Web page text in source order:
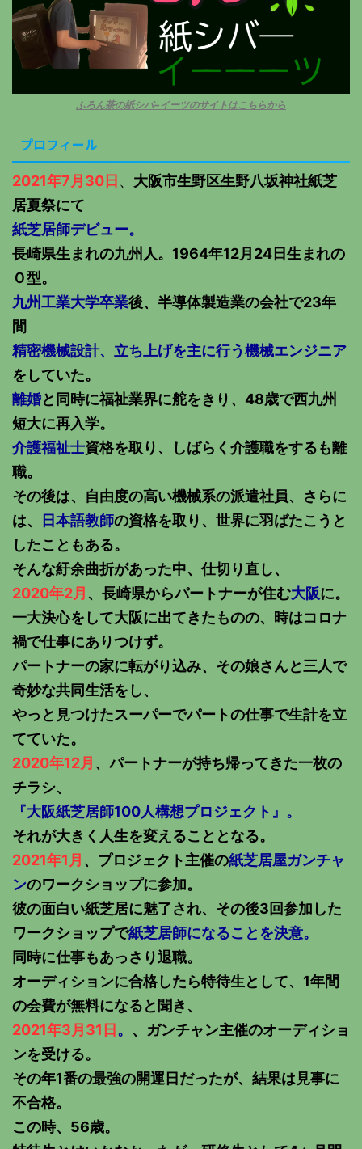
ふろん茶の紙シバ−イーツのサイトはこちらから
プロフィール
2021年7月30日 、 大阪市生野区生野八坂神社紙芝
居夏祭にて
紙芝居師デビュー。
長崎県生まれの九州人。1964年12月24日生まれの
Ｏ型。
九州工業大学卒業後、半導体製造業の会社で23年
間
精密機械設計、立ち上げを主に行う機械エンジニア
をしていた。
離婚と同時に福祉業界に舵をきり、48歳で西九州
短大に再入学。
介護福祉士資格を取り、しばらく介護職をするも離
職。
その後は、自由度の高い機械系の派遣社員、さらに
は、
日本語教師の資格を取り、世界に羽ばたこうと
したこともある。
そんな紆余曲折があった中、仕切り直し、
2020年2月 、長崎県からパートナーが住む大阪に。
一大決心をして大阪に出てきたものの、時はコロナ
禍で仕事にありつけず。
パートナーの家に転がり込み、その娘さんと三人で
奇妙な共同生活をし、
やっと見つけたスーパーでパートの仕事で生計を立
てていた。
2020年12月 、パートナーが持ち帰ってきた一枚の
チラシ、
『大阪紙芝居師100人構想プロジェクト』。
それが大きく人生を変えることとなる。
2021年1月 、プロジェクト主催の紙芝居屋ガンチャ
ンのワークショップに参加。
彼の面白い紙芝居に魅了され、その後3回参加した
ワークショップで紙芝居師になることを決意。
同時に仕事もあっさり退職。
オーディションに合格したら特待生として、1年間
の会費が無料になると聞き、
2021年3月31日 。 、ガンチャン主催のオーディショ
ンを受ける。
その年1番の最強の開運日だったが、結果は見事に
不合格。
この時、56歳。